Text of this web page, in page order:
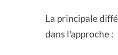
La principale
dans l'approche :